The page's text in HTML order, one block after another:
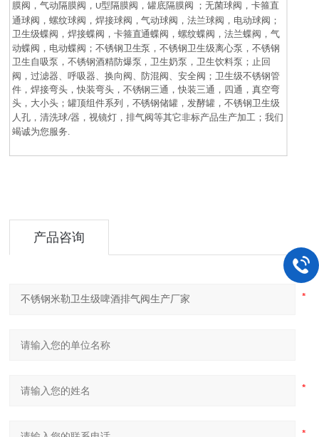
膜阀，气动隔膜阀， U型隔膜阀，罐底隔膜阀 ；无菌球阀 ，卡箍直
通球阀，螺纹球阀，焊接球阀，气动球阀，法兰球阀，电动球阀 ；
卫生级蝶阀 ，焊接蝶阀，卡箍直通蝶阀，螺纹蝶阀，法兰蝶阀，气
动蝶阀，电动蝶阀 ；不锈钢卫生泵 ，不锈钢卫生级离心泵，不锈钢
卫生自吸泵，不锈钢酒精防爆泵，卫生奶泵，卫生饮料泵 ； 止回
阀，过滤器、呼吸器、换向阀、防混阀、安全阀 ； 卫生级不锈钢管
件 ，焊接弯头，快装弯头，不锈钢三通，快装三通，四通，真空弯
头，大小头 ；罐顶组件系列 ， 不锈钢储罐，发酵罐，不锈钢卫生级
人孔，清洗球/器，视镜灯，排气阀等其它非标产品生产加工 ；我们
竭诚为您服务.
产品咨询